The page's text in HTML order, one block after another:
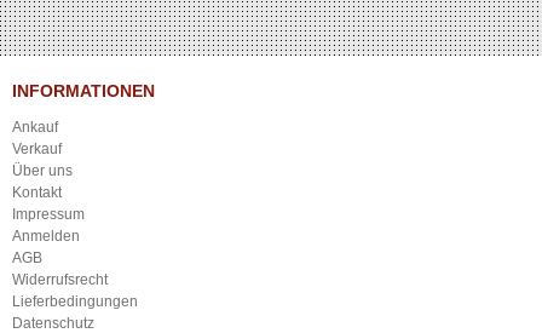
INFORMATIONEN
Ankauf
Verkauf
Über uns
Kontakt
Impressum
Anmelden
AGB
Widerrufsrecht
Lieferbedingungen
Datenschutz